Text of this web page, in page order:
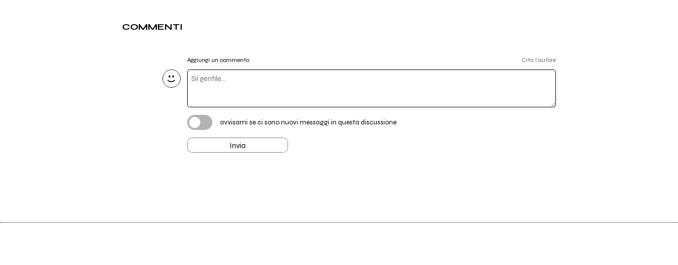
COMMENTI
Aggiungi un commento Cita l'autore
avvisami se ci sono nuovi messaggi in questa discussione
Invia